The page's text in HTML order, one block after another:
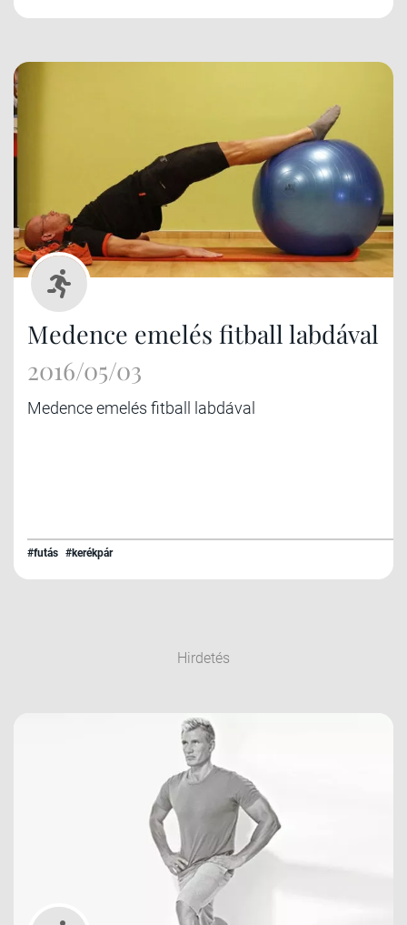
Medence emelés fitball labdával
2016/05/03
Medence emelés fitball labdával
#futás #kerékpár
Hirdetés